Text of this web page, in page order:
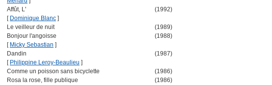
Affût, L'
(1992)
[ Dominique Blanc ]
Le veilleur de nuit
(1989)
Bonjour l'angoisse
(1988)
[ Micky Sebastian ]
Dandin
(1987)
[ Philippine Leroy-Beaulieu ]
Comme un poisson sans bicyclette
(1986)
Rosa la rose, fille publique
(1986)